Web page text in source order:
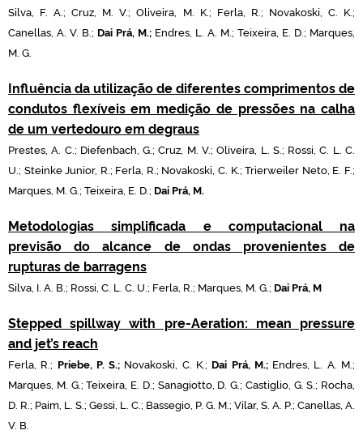
Silva, F. A.; Cruz, M. V.; Oliveira, M. K.; Ferla, R.; Novakoski, C. K.;
Canellas, A. V. B.; Dai Prá, M.; Endres, L. A. M.; Teixeira, E. D.; Marques,
M. G.
Influência da utilização de diferentes comprimentos de
condutos flexíveis em medição de pressões na calha
de um vertedouro em degraus
Prestes, A. C.; Diefenbach, G.; Cruz, M. V.; Oliveira, L. S.; Rossi, C. L. C.
U.; Steinke Junior, R.; Ferla, R.; Novakoski, C. K.; Trierweiler Neto, E. F.;
Marques, M. G.; Teixeira, E. D.; Dai Prá, M.
Metodologias simplificada e computacional na
previsão do alcance de ondas provenientes de
rupturas de barragens
Silva, I. A. B.; Rossi, C. L. C. U.; Ferla, R.; Marques, M. G.; Dai Prá, M
Stepped spillway with pre-Aeration: mean pressure
and jet’s reach
Ferla, R.; Priebe, P. S.; Novakoski, C. K.; Dai Prá, M.;Endres, L. A. M.;
Marques, M. G.; Teixeira, E. D.; Sanagiotto, D. G.; Castiglio, G. S.; Rocha,
D. R.; Paim, L. S.; Gessi, L. C.; Bassegio, P. G. M.; Vilar, S. A. P.; Canellas, A.
V. B.